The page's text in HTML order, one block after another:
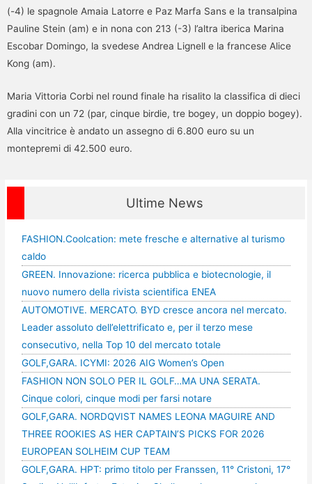
(-4) le spagnole Amaia Latorre e Paz Marfa Sans e la transalpina
Pauline Stein (am) e in nona con 213 (-3) l’altra iberica Marina
Escobar Domingo, la svedese Andrea Lignell e la francese Alice
Kong (am).
Maria Vittoria Corbi nel round finale ha risalito la classifica di dieci
gradini con un 72 (par, cinque birdie, tre bogey, un doppio bogey).
Alla vincitrice è andato un assegno di 6.800 euro su un
montepremi di 42.500 euro.
Ultime News
FASHION.Coolcation: mete fresche e alternative al turismo
caldo
GREEN. Innovazione: ricerca pubblica e biotecnologie, il
nuovo numero della rivista scientifica ENEA
AUTOMOTIVE. MERCATO. BYD cresce ancora nel mercato.
Leader assoluto dell’elettrificato e, per il terzo mese
consecutivo, nella Top 10 del mercato totale
GOLF,GARA. ICYMI: 2026 AIG Women’s Open
FASHION NON SOLO PER IL GOLF…MA UNA SERATA.
Cinque colori, cinque modi per farsi notare
GOLF,GARA. NORDQVIST NAMES LEONA MAGUIRE AND
THREE ROOKIES AS HER CAPTAIN’S PICKS FOR 2026
EUROPEAN SOLHEIM CUP TEAM
GOLF,GARA. HPT: primo titolo per Franssen, 11° Cristoni, 17°